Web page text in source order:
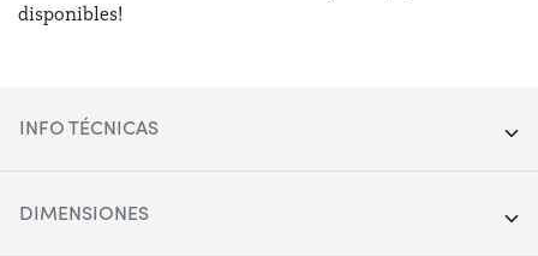
disponibles!
INFO TÉCNICAS
DIMENSIONES